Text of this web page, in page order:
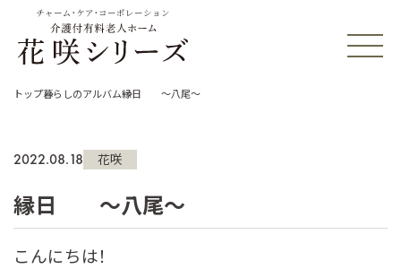
チャーム・ケア・コーポレーション
トップ暮らしのアルバム縁日 ～八尾～
2022.08.18 花咲
縁日 ～八尾～
こんにちは！